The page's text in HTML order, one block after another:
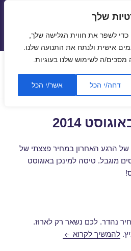
שלך
לשפר את חווית הגלישה שלך,
אישית ולנתח את התנועה שלנו.
ה לשימוש שלנו בעוגיות.
דחה/י הכל אשר/י הכל
תפריטים
ווידג'טים
2014
של הרגע האחרון במחיר פצצתי של
מוגבל. טיסה למינכן באוגוסט
נהדר. לכם נשאר רק לארוז.
להמשיך לקרוא טיסה למינכן באוגוסט 2014